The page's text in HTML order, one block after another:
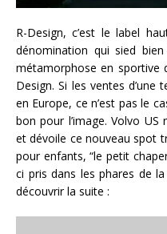
R-Design, c’est le label
dénomination qui sied
métamorphose en sportive
Design. Si les ventes d’une
en Europe, ce n’est pas le
bon pour l’image. Volvo US
et dévoile ce nouveau spot
pour enfants, “le petit
ci pris dans les phares de
découvrir la suite :